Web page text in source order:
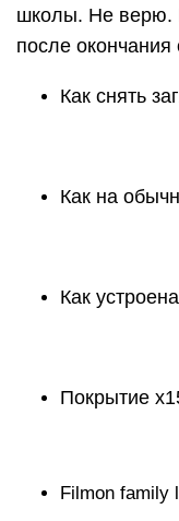
школы. Не верю.
после
Как снять
Как на
Как
Покрытие
Filmon family